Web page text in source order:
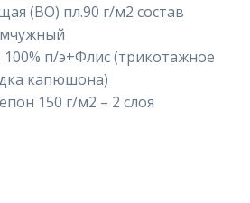
(ВО) пл.90 г/м2 состав
п/э+Флис (трикотажное
капюшона)
150 г/м2 – 2 слоя